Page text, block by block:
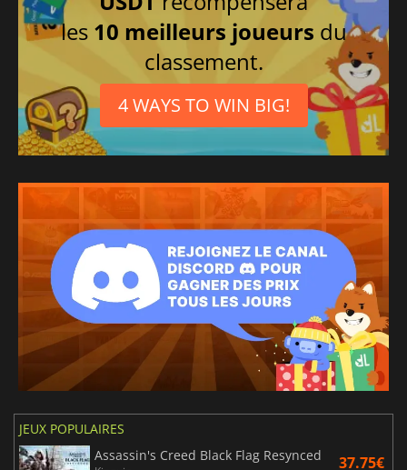
les 10 meilleurs joueurs du
classement.
4 WAYS TO WIN BIG!
JEUX POPULAIRES
Assassin's Creed Black Flag Resynced
37.75€